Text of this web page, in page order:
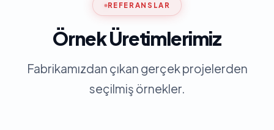
REFERANSLAR
Örnek Üretimlerimiz
Fabrikamızdan çıkan gerçek projelerden
seçilmiş örnekler.